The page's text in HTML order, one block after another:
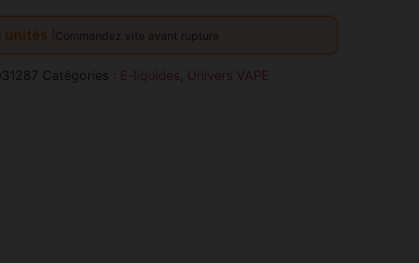
unités !Commandez vite avant rupture
Catégories : E-liquides, Univers VAPE